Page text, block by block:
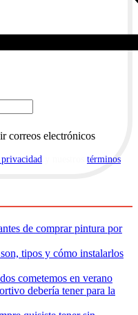
correos electrónicos
términos
de comprar pintura por
tipos y cómo instalarlos
cometemos en verano
debería tener para la